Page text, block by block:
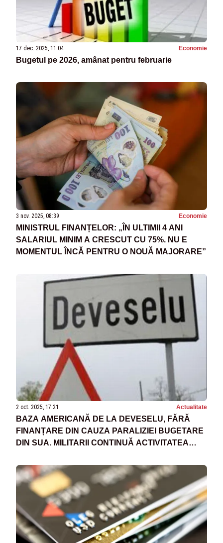
17 dec. 2025, 11:04 Economie
Bugetul pe 2026, amânat pentru februarie
3 nov. 2025, 08:39 Economie
MINISTRUL FINANȚELOR: „ÎN ULTIMII 4 ANI
SALARIUL MINIM A CRESCUT CU 75%. NU E
MOMENTUL ÎNCĂ PENTRU O NOUĂ MAJORARE”
2 oct. 2025, 17:21 Actualitate
BAZA AMERICANĂ DE LA DEVESELU, FĂRĂ
FINANȚARE DIN CAUZA PARALIZIEI BUGETARE
DIN SUA. MILITARII CONTINUĂ ACTIVITATEA